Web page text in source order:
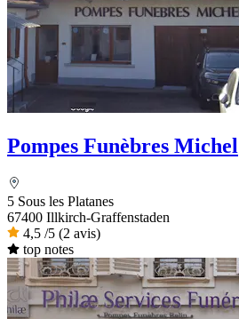
Pompes Funèbres Michel
5 Sous les Platanes
67400 Illkirch-Graffenstaden
4,5 /5 (2 avis)
top notes